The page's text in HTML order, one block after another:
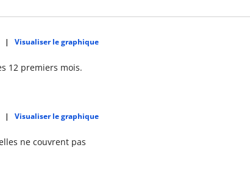
| Visualiser le graphique
12 premiers mois.
| Visualiser le graphique
ne couvrent pas